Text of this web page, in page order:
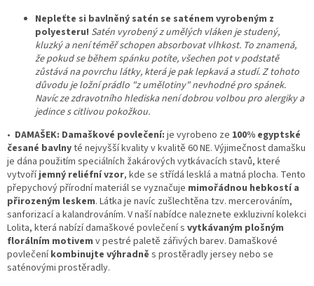
Nepleťte si bavlněný satén se saténem vyrobeným z
polyesteru! Satén vyrobený z umělých vláken je studený,
kluzký a není téměř schopen absorbovat vlhkost. To znamená,
že pokud se během spánku potíte, všechen pot v podstatě
zůstává na povrchu látky, která je pak lepkavá a studí. Z tohoto
důvodu je ložní prádlo "z umělotiny" nevhodné pro spánek.
Navíc ze zdravotního hlediska není dobrou volbou pro alergiky a
jedince s citlivou pokožkou.
• DAMAŠEK: Damaškové povlečení: je vyrobeno ze 100% egyptské
česané bavlnyté nejvyšší kvality v kvalitě 60 NE. Výjimečnost damašku
je dána použitím speciálních žakárových vytkávacích stavů, které
vytvoří jemný reliéfní vzor, kde se střídá lesklá a matná plocha. Tento
přepychový přírodní materiál se vyznačuje mimořádnou hebkostí a
přirozeným leskem. Látka je navíc zušlechtěna tzv. mercerováním,
sanforizací a kalandrováním. V naší nabídce naleznete exkluzivní kolekci
Lolita, která nabízí damaškové povlečení s vytkávaným plošným
florálním motivem v pestré paletě zářivých barev. Damaškové
povlečení kombinujte výhradně s prostěradly jersey nebo se
saténovými prostěradly.